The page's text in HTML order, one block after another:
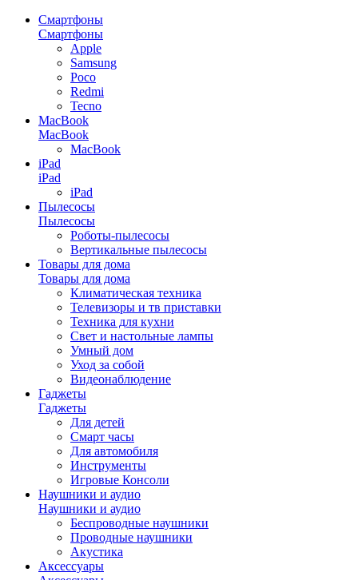
Смартфоны
Смартфоны
Apple
Samsung
Poco
Redmi
Tecno
MacBook
MacBook
MacBook
iPad
iPad
iPad
Пылесосы
Пылесосы
Роботы-пылесосы
Вертикальные пылесосы
Товары для дома
Товары для дома
Климатическая техника
Телевизоры и тв приставки
Техника для кухни
Свет и настольные лампы
Умный дом
Уход за собой
Видеонаблюдение
Гаджеты
Гаджеты
Для детей
Смарт часы
Для автомобиля
Инструменты
Игровые Консоли
Наушники и аудио
Наушники и аудио
Беспроводные наушники
Проводные наушники
Акустика
Аксессуары